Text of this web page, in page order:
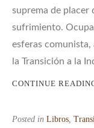
suprema de placer
sufrimiento.
esferas comunista,
la Transición a la
CONTINUE
Posted in Libros